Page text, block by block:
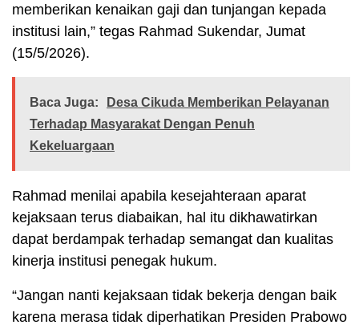
memberikan kenaikan gaji dan tunjangan kepada
institusi lain,” tegas Rahmad Sukendar, Jumat
(15/5/2026).
Baca Juga:
Desa Cikuda Memberikan Pelayanan
Terhadap Masyarakat Dengan Penuh
Kekeluargaan
Rahmad menilai apabila kesejahteraan aparat
kejaksaan terus diabaikan, hal itu dikhawatirkan
dapat berdampak terhadap semangat dan kualitas
kinerja institusi penegak hukum.
“Jangan nanti kejaksaan tidak bekerja dengan baik
karena merasa tidak diperhatikan Presiden Prabowo